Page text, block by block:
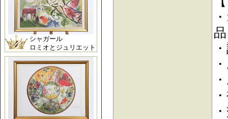
シャガール
ロミオとジュリエット
品